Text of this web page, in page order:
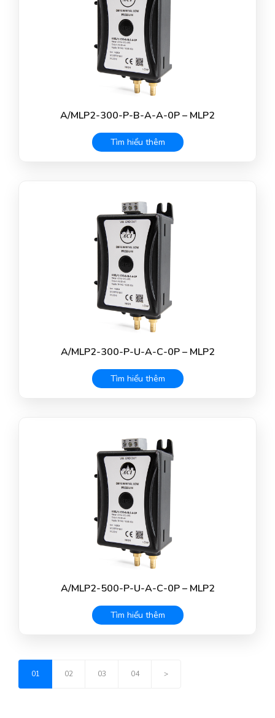
A/MLP2-300-P-B-A-A-0P – MLP2
Tìm hiểu thêm
A/MLP2-300-P-U-A-C-0P – MLP2
Tìm hiểu thêm
A/MLP2-500-P-U-A-C-0P – MLP2
Tìm hiểu thêm
01 02 03 04 >